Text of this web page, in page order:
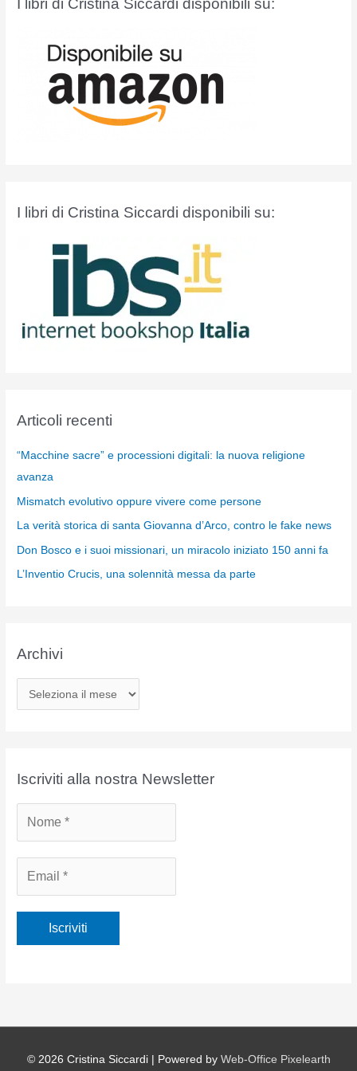
I libri di Cristina Siccardi disponibili su:
Articoli recenti
“Macchine sacre” e processioni digitali: la nuova religione
avanza
Mismatch evolutivo oppure vivere come persone
La verità storica di santa Giovanna d’Arco, contro le fake news
Don Bosco e i suoi missionari, un miracolo iniziato 150 anni fa
L’Inventio Crucis, una solennità messa da parte
Archivi
r
iIscriviti alla nostra Newsletter
© 2026 Cristina Siccardi| Powered by Web-Office Pixelearth